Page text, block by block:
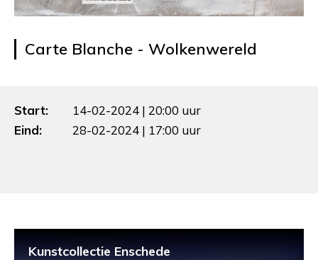
Carte Blanche - Wolkenwereld
Start:
14-02-2024 | 20:00 uur
Eind:
28-02-2024 | 17:00 uur
Kunstcollectie Enschede